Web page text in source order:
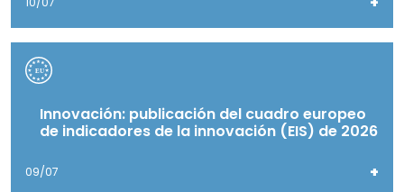
Innovación: publicación del cuadro europeo
de indicadores de la innovación (EIS) de 2026
09/07 +